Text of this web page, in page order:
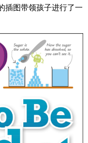
插图带领孩子进行了一